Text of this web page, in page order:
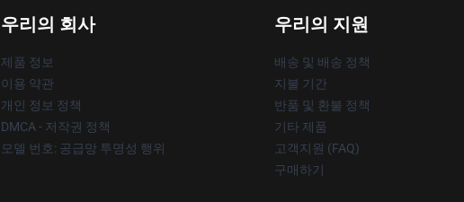
우리의 회사
제품 정보
이용 약관
개인 정보 정책
DMCA - 저작권 정책
모델 번호: 공급망 투명성 행위
우리의 지원
배송 및 배송 정책
지불 기간
반품 및 환불 정책
기타 제품
고객지원 (FAQ)
구매하기